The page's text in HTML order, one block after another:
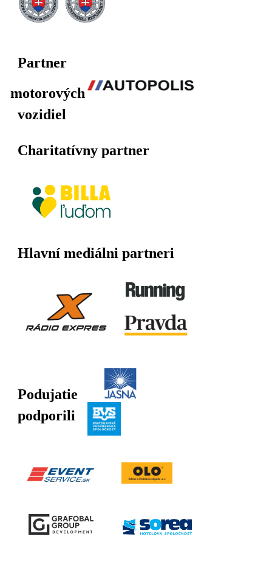
Partner
motorových
vozidiel
Charitatívny partner
Hlavní mediálni partneri
Podujatie
podporili